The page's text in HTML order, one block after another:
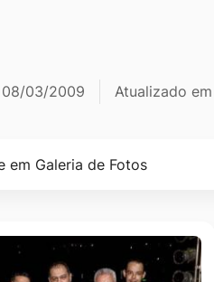
Galeria
08/03/2009 Atualizado em